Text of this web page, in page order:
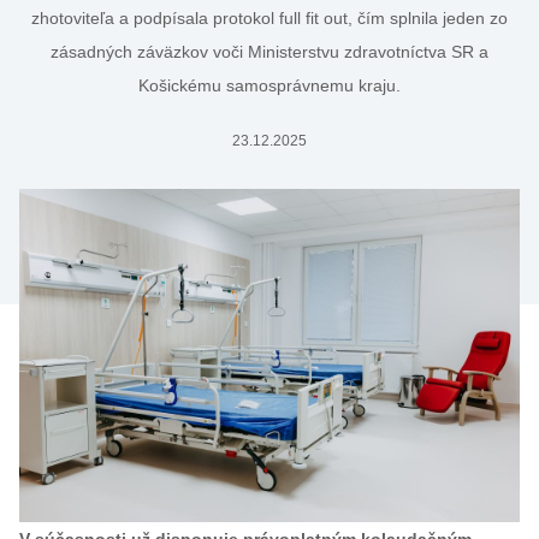
zhotoviteľa a podpísala protokol full fit out, čím splnila jeden zo
zásadných záväzkov voči Ministerstvu zdravotníctva SR a
Košickému samosprávnemu kraju.
23.12.2025